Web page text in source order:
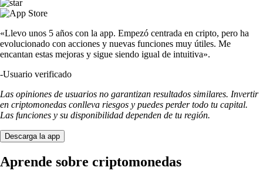
«Llevo unos 5 años con la app. Empezó centrada en cripto, pero ha
evolucionado con acciones y nuevas funciones muy útiles. Me
encantan estas mejoras y sigue siendo igual de intuitiva».
-Usuario verificado
Las opiniones de usuarios no garantizan resultados similares. Invertir
en criptomonedas conlleva riesgos y puedes perder todo tu capital.
Las funciones y su disponibilidad dependen de tu región.
Descarga la app
Aprende sobre criptomonedas